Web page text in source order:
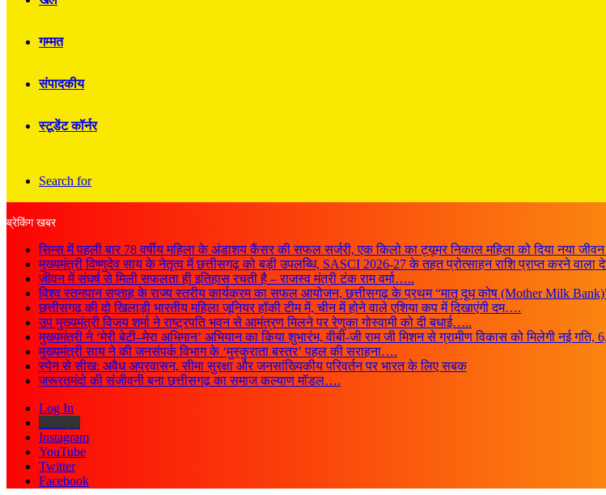
गम्मत
संपादकीय
स्टूडेंट कॉर्नर
Search for
ब्रेकिंग खबर
सिम्स में पहली बार 78 वर्षीय महिला के अंडाशय कैंसर की सफल सर्जरी, एक किलो का ट्यूमर निकाल महिला को दिया नया
मुख्यमंत्री विष्णुदेव साय के नेतृत्व में छत्तीसगढ़ को बड़ी उपलब्धि, SASCI 2026-27 के तहत प्रोत्साहन राशि प्राप्त करने वाला
जीवन में संघर्ष से मिली सफलता ही इतिहास रचती है – राजस्व मंत्री टंक राम वर्मा…..
विश्व स्तनपान सप्ताह के राज्य स्तरीय कार्यक्रम का सफल आयोजन, छत्तीसगढ़ के प्रथम “मातृ दूध कोष (Mother Milk
छत्तीसगढ़ की दो खिलाड़ी भारतीय महिला जूनियर हॉकी टीम में, चीन में होने वाले एशिया कप में दिखाएंगी दम….
उप मुख्यमंत्री विजय शर्मा ने राष्ट्रपति भवन से आमंत्रण मिलने पर रेणुका गोस्वामी को दी बधाई…..
मुख्यमंत्री ने ‘मेरी बेटी–मेरा अभिमान’ अभियान का किया शुभारंभ, वीबी-जी राम जी मिशन से ग्रामीण विकास को मिलेगी नई
मुख्यमंत्री साय ने की जनसंपर्क विभाग के ‘मुस्कुराता बस्तर’ पहल की सराहना….
स्पेन से सीख: अवैध अप्रवासन, सीमा सुरक्षा और जनसांख्यिकीय परिवर्तन पर भारत के लिए सबक
जरूरतमंदो की संजीवनी बना छत्तीसगढ़ का समाज कल्याण मॉडल….
Log In
Instagram
YouTube
Twitter
Facebook